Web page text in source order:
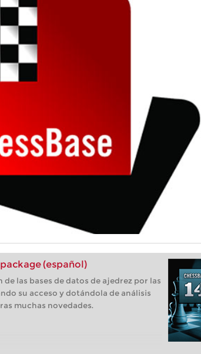
(español)
de las bases de datos de ajedrez por las
su acceso y dotándola de análisis
muchas novedades.